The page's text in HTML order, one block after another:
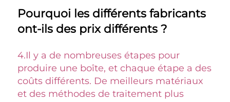
Pourquoi les différents fabricants
ont-ils des prix différents ?
4.Il y a de nombreuses étapes pour
produire une boîte, et chaque étape a des
coûts différents. De meilleurs matériaux
et des méthodes de traitement plus